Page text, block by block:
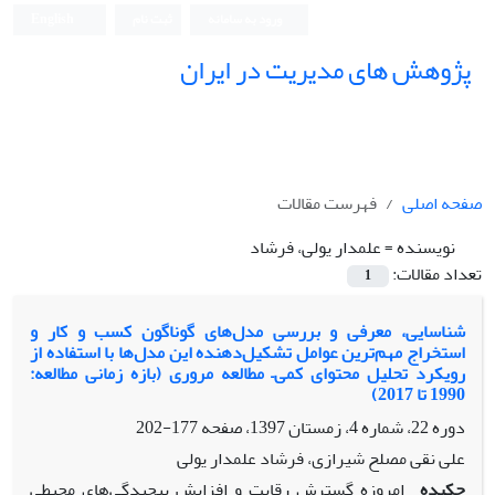
پژوهش های مدیریت در ایران
صفحه اصلی
فهرست مقالات
نویسنده =علمدار یولی، فرشاد
تعداد مقالات:
1
شناسایی، معرفی و بررسی مدل‌های گوناگون کسب و کار و
استخراج مهم‌ترین عوامل تشکیل‌دهنده این مدل‌ها با استفاده از
رویکرد تحلیل محتوای کمی– مطالعه مروری (بازه زمانی مطالعه:
1990 تا 2017)
دوره 22، شماره 4، زمستان 1397، صفحه
177-202
علی نقی مصلح شیرازی، فرشاد علمدار یولی